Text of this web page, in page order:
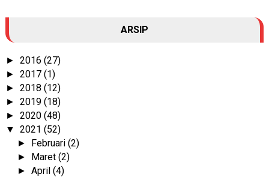
ARSIP
► 2016 (27)
► 2017 (1)
► 2018 (12)
► 2019 (18)
► 2020 (48)
▼ 2021 (52)
► Februari(2)
► Maret(2)
►April(4)